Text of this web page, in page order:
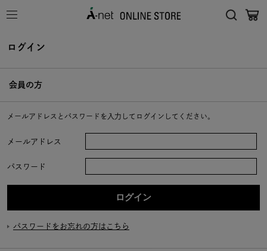
ログイン
会員の方
メールアドレスとパスワードを入力してログインしてください。
メールアドレス
パスワード
パスワードをお忘れの方はこちら